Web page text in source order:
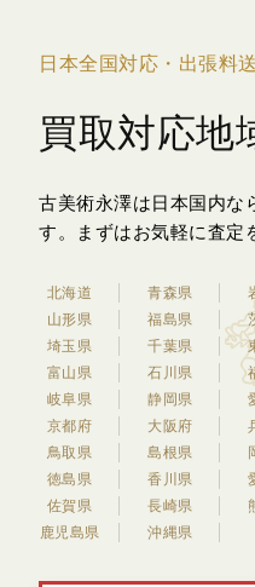
日本全国対応・出張料
買取対応地
古美術永澤は日本国内な
す。
まずはお気軽に査定
北海道 青森県
山形県
福島県
埼玉県
千葉県
富山県
石川県
岐阜県
静岡県
京都府
大阪府
鳥取県
島根県
徳島県
香川県
佐賀県
長崎県
鹿児島県
沖縄県